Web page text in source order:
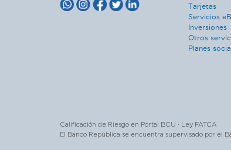
Tarjetas
Servicios
Inversiones
Otros
Planes
Calificación de Riesgo en Portal BCU · Ley FATCA
El Banco República se encuentra supervisado por el